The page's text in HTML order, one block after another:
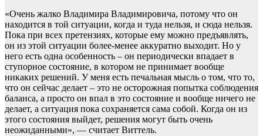
«Очень жалко Владимира Владимировича, потому что он
находится в той ситуации, когда и туда нельзя, и сюда нельзя.
Пока при всех претензиях, которые ему можно предъявлять,
он из этой ситуации более-менее аккуратно выходит. Но у
него есть одна особенность – он периодически впадает в
ступорное состояние, в котором не принимает вообще
никаких решений. У меня есть печальная мысль о том, что то,
что он сейчас делает – это не осторожная попытка соблюдения
баланса, а просто он впал в это состояние и вообще ничего не
делает, а ситуация пока сохраняется сама собой. Когда он из
этого состояния выйдет, решения могут быть очень
неожиданными», — считает Виттель.